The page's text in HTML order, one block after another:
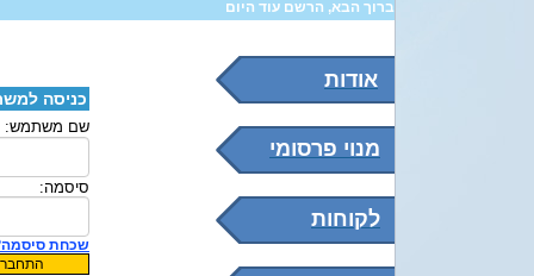
אודות
מנוי פרסומי
לקוחות
כניסה
שם משתמש:
סיסמה:
שכחת